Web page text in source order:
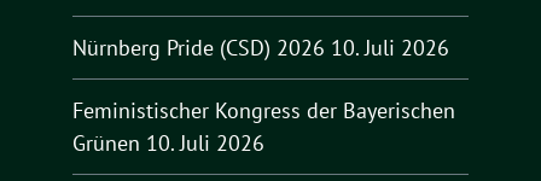
Nürnberg Pride (CSD) 2026 10. Juli 2026
Feministischer Kongress der Bayerischen
Grünen 10. Juli 2026